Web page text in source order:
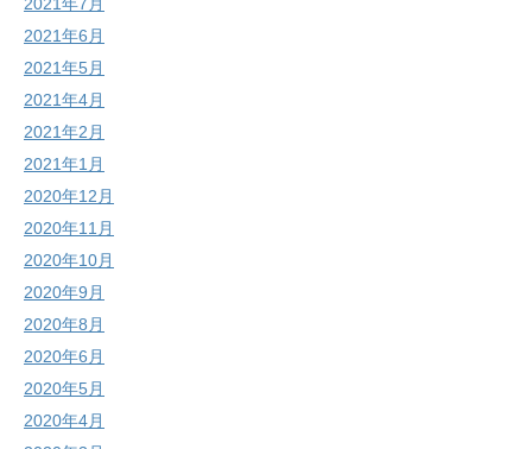
2021年6月
2021年5月
2021年4月
2021年2月
2021年1月
2020年12月
2020年11月
2020年10月
2020年9月
2020年8月
2020年6月
2020年5月
2020年4月